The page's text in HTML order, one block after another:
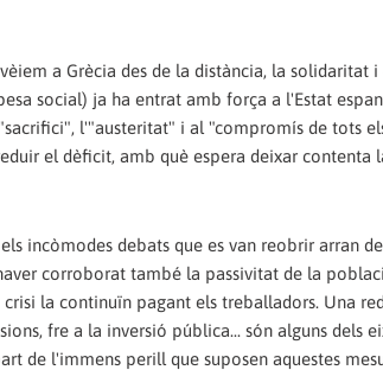
a Grècia des de la distància, la
social) ja ha entrat amb força a l'Estat
l'"austeritat" i al "compromís de tots
el dèficit, amb què espera deixar contenta
incòmodes debats que es van reobrir arran
corroborat també la passivitat de la
la continuïn pagant els treballadors. Una
fre a la inversió pública... són alguns dels
de l'immens perill que suposen aquestes